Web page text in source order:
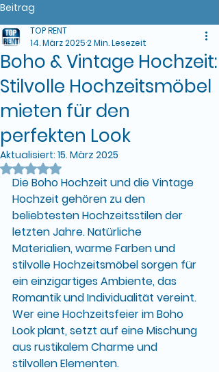
Beitrag
Boho & Vintage Hochzeit:
Stilvolle Hochzeitsmöbel
mieten für den
perfekten Look
TOP RENT
14. März 20252 Min. Lesezeit
Aktualisiert: 15. März 2025
Mit NaN von 5 Sternen bewertet.
Die Boho Hochzeit und die Vintage
Hochzeit gehören zu den
beliebtesten Hochzeitsstilen der
letzten Jahre. Natürliche
Materialien, warme Farben und
stilvolle Hochzeitsmöbel sorgen für
ein einzigartiges Ambiente, das
Romantik und Individualität vereint.
Wer eine Hochzeitsfeier im Boho
Look plant, setzt auf eine Mischung
aus rustikalem Charme und
stilvollen Elementen.